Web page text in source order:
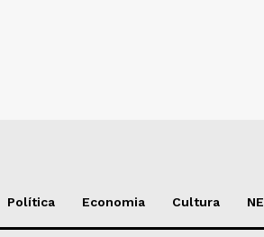
Política Economia Cultura